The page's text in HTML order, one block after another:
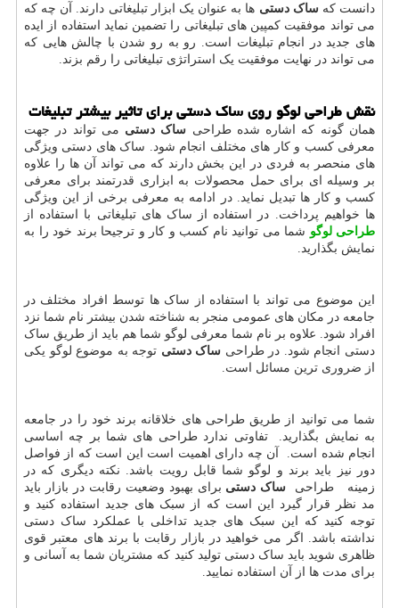
دانست کهساک دستی ها به عنوان یک ابزار تبلیغاتی دارند. آن چه که
می تواند موفقیت کمپین های تبلیغاتی را تضمین نماید استفاده از ایده
های جدید در انجام تبلیغات است. رو به رو شدن با چالش هایی که
می تواند در نهایت موفقیت یک استراتژی تبلیغاتی را رقم بزند.
نقش طراحی لوگو روی ساک دستی برای تاثیر بیشتر تبلیغات
همان گونه که اشاره شده طراحی ساک دستی می تواند در جهت
معرفی کسب و کار های مختلف انجام شود. ساک های دستی ویژگی
های منحصر به فردی در این بخش دارند که می تواند آن ها را علاوه
بر وسیله ای برای حمل محصولات به ابزاری قدرتمند برای معرفی
کسب و کار ها تبدیل نماید. در ادامه به معرفی برخی از این ویژگی
ها خواهیم پرداخت. در استفاده از ساک های تبلیغاتی با استفاده از
طراحی لوگو شما می توانید نام کسب و کار و ترجیحا برند خود را به
نمایش بگذارید.
این موضوع می تواند با استفاده از ساک ها توسط افراد مختلف در
جامعه در مکان های عمومی منجر به شناخته شدن بیشتر نام شما نزد
افراد شود. علاوه بر نام شما معرفی لوگو شما هم باید از طریق ساک
دستی انجام شود. در طراحی ساک دستی توجه به موضوع لوگو یکی
از ضروری ترین مسائل است.
شما می توانید از طریق طراحی های خلاقانه برند خود را در جامعه
به نمایش بگذارید. تفاوتی ندارد طراحی های شما بر چه اساسی
انجام شده است. آن چه دارای اهمیت است این است که از فواصل
دور نیز باید برند و لوگو شما قابل رویت باشد. نکته دیگری که در
زمینه طراحی
ساک دستی برای بهبود وضعیت رقابت در بازار باید
مد نظر قرار گیرد این است که از سبک های جدید استفاده کنید و
توجه کنید که این سبک های جدید تداخلی با عملکرد ساک دستی
نداشته باشد. اگر می خواهید در بازار رقابت با برند های معتبر قوی
ظاهری شوید باید ساک دستی تولید کنید که مشتریان شما به آسانی و
برای مدت ها از آن استفاده نمایید.